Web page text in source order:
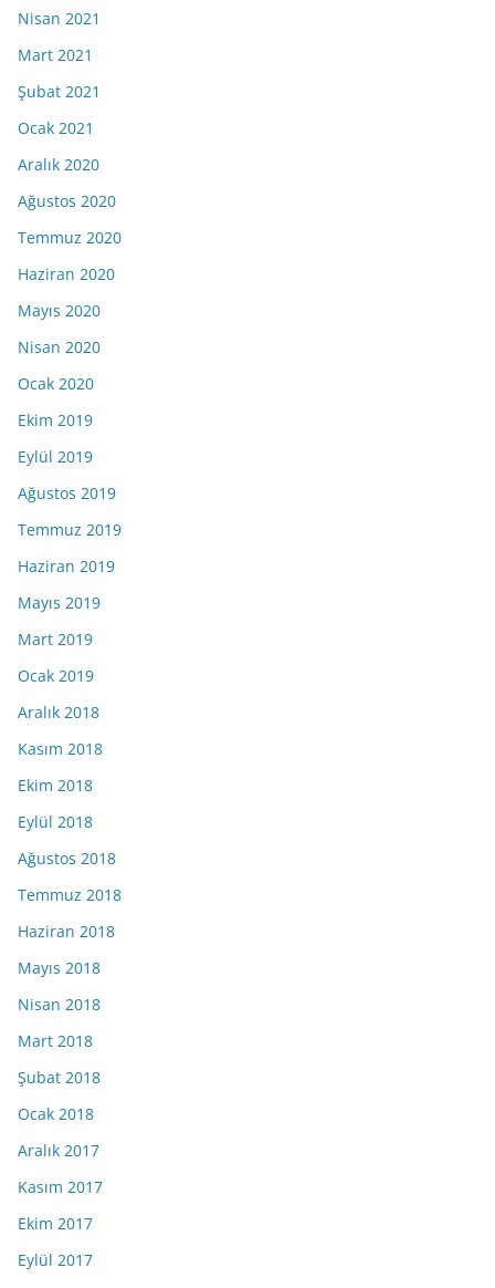
Nisan 2021
Mart 2021
Şubat 2021
Ocak 2021
Aralık 2020
Ağustos 2020
Temmuz 2020
Haziran 2020
Mayıs 2020
Nisan 2020
Ocak 2020
Ekim 2019
Eylül 2019
Ağustos 2019
Temmuz 2019
Haziran 2019
Mayıs 2019
Mart 2019
Ocak 2019
Aralık 2018
Kasım 2018
Ekim 2018
Eylül 2018
Ağustos 2018
Temmuz 2018
Haziran 2018
Mayıs 2018
Nisan 2018
Mart 2018
Şubat 2018
Ocak 2018
Aralık 2017
Kasım 2017
Ekim 2017
Eylül 2017